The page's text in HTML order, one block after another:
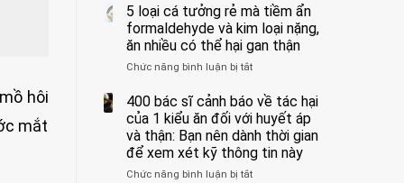
hôi
mắt
“Xoắn
900
độ,
không
kịp
4
nhóm
người
được
bác
cảnh
báo
“ĐỪNG
GẮNG
SỨC!”
miệng:
Bác
Bệnh
viện
đồng
1
ra
cảnh
báo
người
Việt
đang
uống
cà
theo
3
kiểu
“hại
thân”
mà
5 loại cá tưởng rẻ mà tiềm ẩn
formaldehyde và kim loại nặng,
ăn nhiều có thể hại gan thận
Chức năng bình luận bị tắtở
loại
cá
tưởng
rẻ
mà
tiềm
400 bác sĩ cảnh báo về tác hại
của 1 kiểu ăn đối với huyết áp
và thận: Bạn nên dành thời gian
để xem xét kỹ thông tin này
Chức năng bình luận bị tắtở